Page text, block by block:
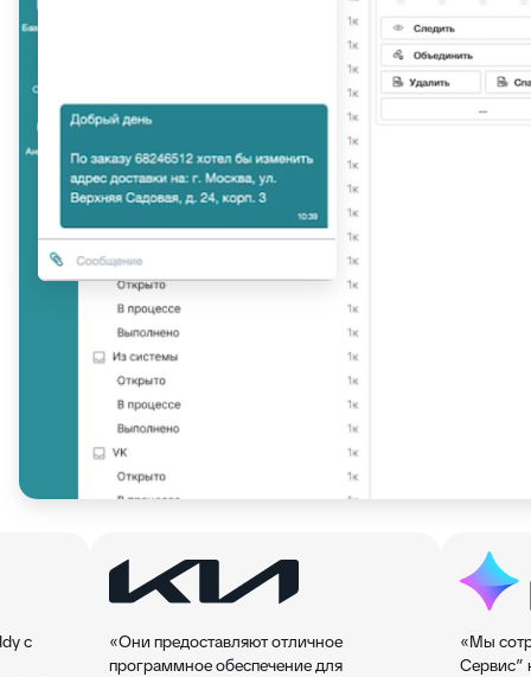
с
«Они предоставляют отличное
программное обеспечение для
«Мы
Сервис”